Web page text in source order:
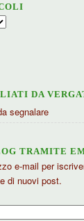
DA
segnalare
TRAMITE
e-mail per
di nuovi post.